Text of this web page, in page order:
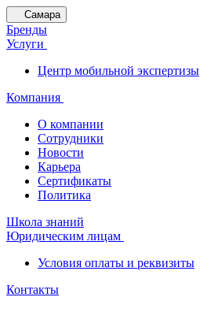
Самара
Бренды
Услуги
Центр мобильной экспертизы
Компания
О компании
Сотрудники
Новости
Карьера
Сертификаты
Политика
Школа знаний
Юридическим лицам
Условия оплаты и реквизиты
Контакты